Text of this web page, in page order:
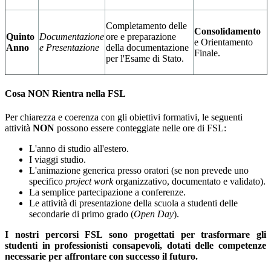
Quinto
Anno
Documentazione
e Presentazione
Completamento delle
ore e preparazione
della documentazione
per l'Esame di Stato.
Consolidamento
e Orientamento
Finale.
Cosa NON Rientra nella FSL
Per chiarezza e coerenza con gli obiettivi formativi, le seguenti
attività NON possono essere conteggiate nelle ore di FSL:
L'anno di studio all'estero.
I viaggi studio.
L'animazione generica presso oratori (se non prevede uno
specifico project workorganizzativo, documentato e validato).
La semplice partecipazione a conferenze.
Le attività di presentazione della scuola a studenti delle
secondarie di primo grado (Open Day).
I nostri percorsi FSL sono progettati per trasformare gli
studenti in professionisti consapevoli, dotati delle competenze
necessarie per affrontare con successo il futuro.